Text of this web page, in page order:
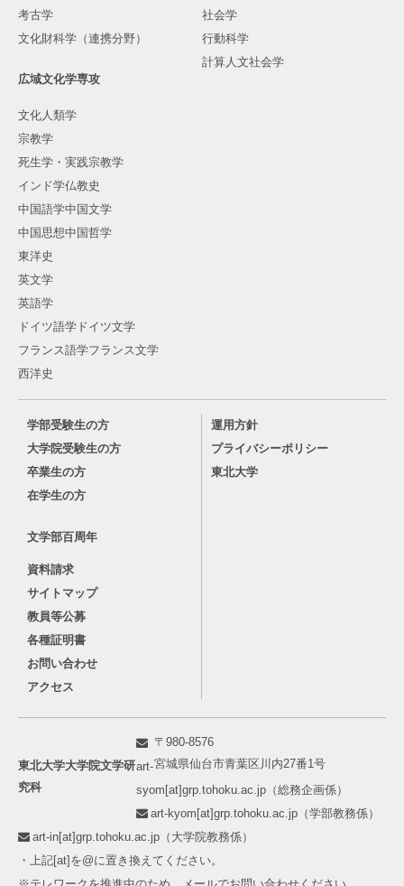
考古学
文化財科学（連携分野）
社会学
行動科学
計算人文社会学
広域文化学専攻
文化人類学
宗教学
死生学・実践宗教学
インド学仏教史
中国語学中国文学
中国思想中国哲学
東洋史
英文学
英語学
ドイツ語学ドイツ文学
フランス語学フランス文学
西洋史
学部受験生の方
大学院受験生の方
卒業生の方
在学生の方
文学部百周年
資料請求
サイトマップ
教員等公募
各種証明書
お問い合わせ
アクセス
運用方針
プライバシーポリシー
東北大学
東北大学大学院文学研
究科
〒980-8576
宮城県仙台市青葉区川内27番1号
art-
syom[at]grp.tohoku.ac.jp（総務企画係）
art-kyom[at]grp.tohoku.ac.jp（学部教務係）
art-in[at]grp.tohoku.ac.jp（大学院教務係）
・上記[at]を@に置き換えてください。